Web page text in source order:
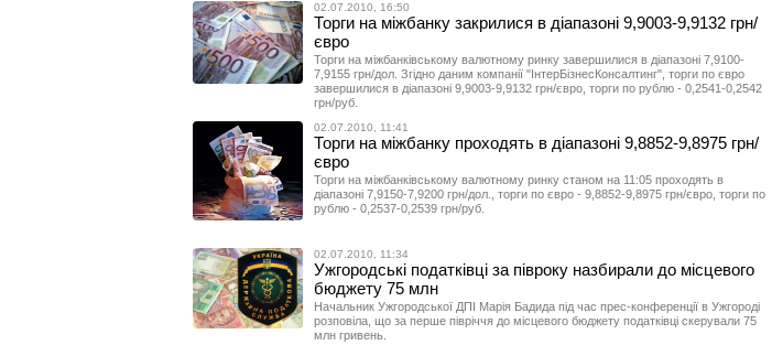
02.07.2010, 16:50
Торги на міжбанку закрилися в діапазоні 9,9003-9,9132 грн/
євро
Торги на міжбанківському валютному ринку завершилися в діапазоні 7,9100-
7,9155 грн/дол. Згідно даним компанії "ІнтерБізнесКонсалтинг", торги по євро
завершилися в діапазоні 9,9003-9,9132 грн/євро, торги по рублю - 0,2541-0,2542
грн/руб.
02.07.2010, 11:41
Торги на міжбанку проходять в діапазоні 9,8852-9,8975 грн/
євро
Торги на міжбанківському валютному ринку станом на 11:05 проходять в
діапазоні 7,9150-7,9200 грн/дол., торги по євро - 9,8852-9,8975 грн/євро, торги по
рублю - 0,2537-0,2539 грн/руб.
02.07.2010, 11:34
Ужгородські податківці за півроку назбирали до місцевого
бюджету 75 млн
Начальник Ужгородської ДПІ Марія Бадида під час прес-конференції в Ужгороді
розповіла, що за перше півріччя до місцевого бюджету податківці скерували 75
млн гривень.